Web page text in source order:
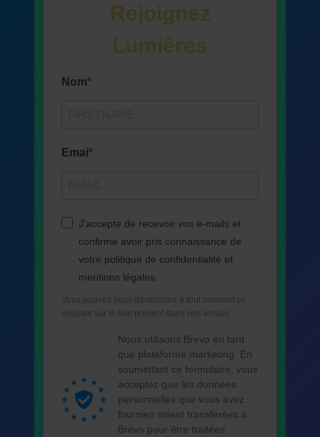
Rejoignez
Lumières
Nom
Emai
J'accepte de recevoir vos e-mails et
confirme avoir pris connaissance de
votre politique de confidentialité et
mentions légales.
Vous pouvez vous désinscrire à tout moment en
cliquant sur le lien présent dans nos emails.
Nous utilisons Brevo en tant
que plateforme marketing. En
soumettant ce formulaire, vous
acceptez que les données
personnelles que vous avez
fournies soient transférées à
Brevo pour être traitées